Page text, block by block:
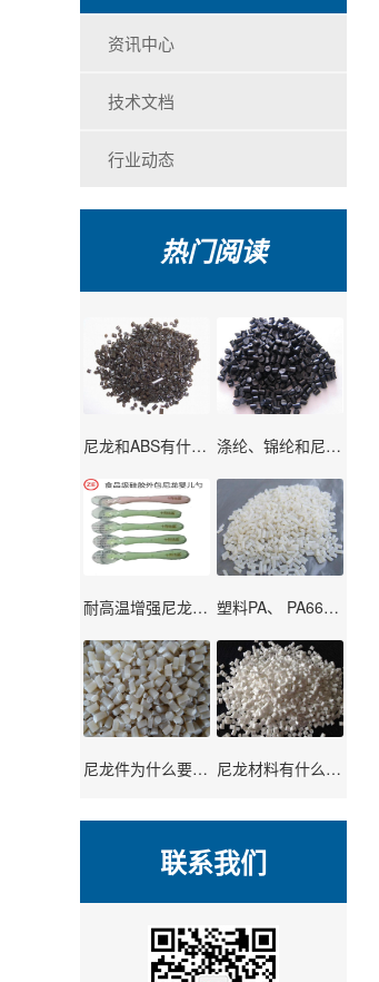
资讯中心
技术文档
行业动态
热门阅读
尼龙和ABS有什么区别？尼龙的特点介绍！ 涤纶、锦纶和尼龙有什么不同？区别是什么？
耐高温增强尼龙有毒？！是谣言还是真相？ 塑料PA、 PA66、 PA6、 MC尼龙、 PA610有什么区别？
尼龙件为什么要煮？尼龙件用水煮的原因分析 尼龙材料有什么优点及缺点？尼龙应用
联系我们